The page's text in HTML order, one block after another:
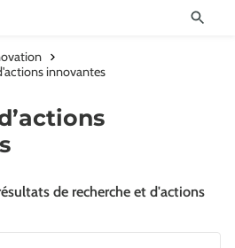
innovantes
de recherche et d'actions